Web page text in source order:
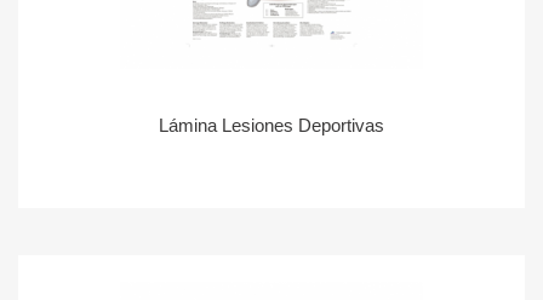
Lámina Lesiones Deportivas